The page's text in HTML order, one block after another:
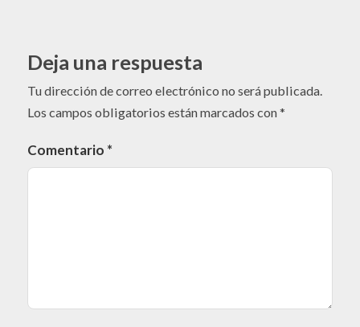
Deja una respuesta
Tu dirección de correo electrónico no será publicada.
Los campos obligatorios están marcados con*
Comentario *